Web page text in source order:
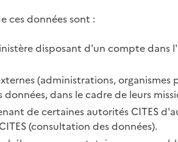
ces données sont :
disposant d'un compte
(administrations,
dans le cadre de leurs
de certaines autorités CITES
(consultation des données).